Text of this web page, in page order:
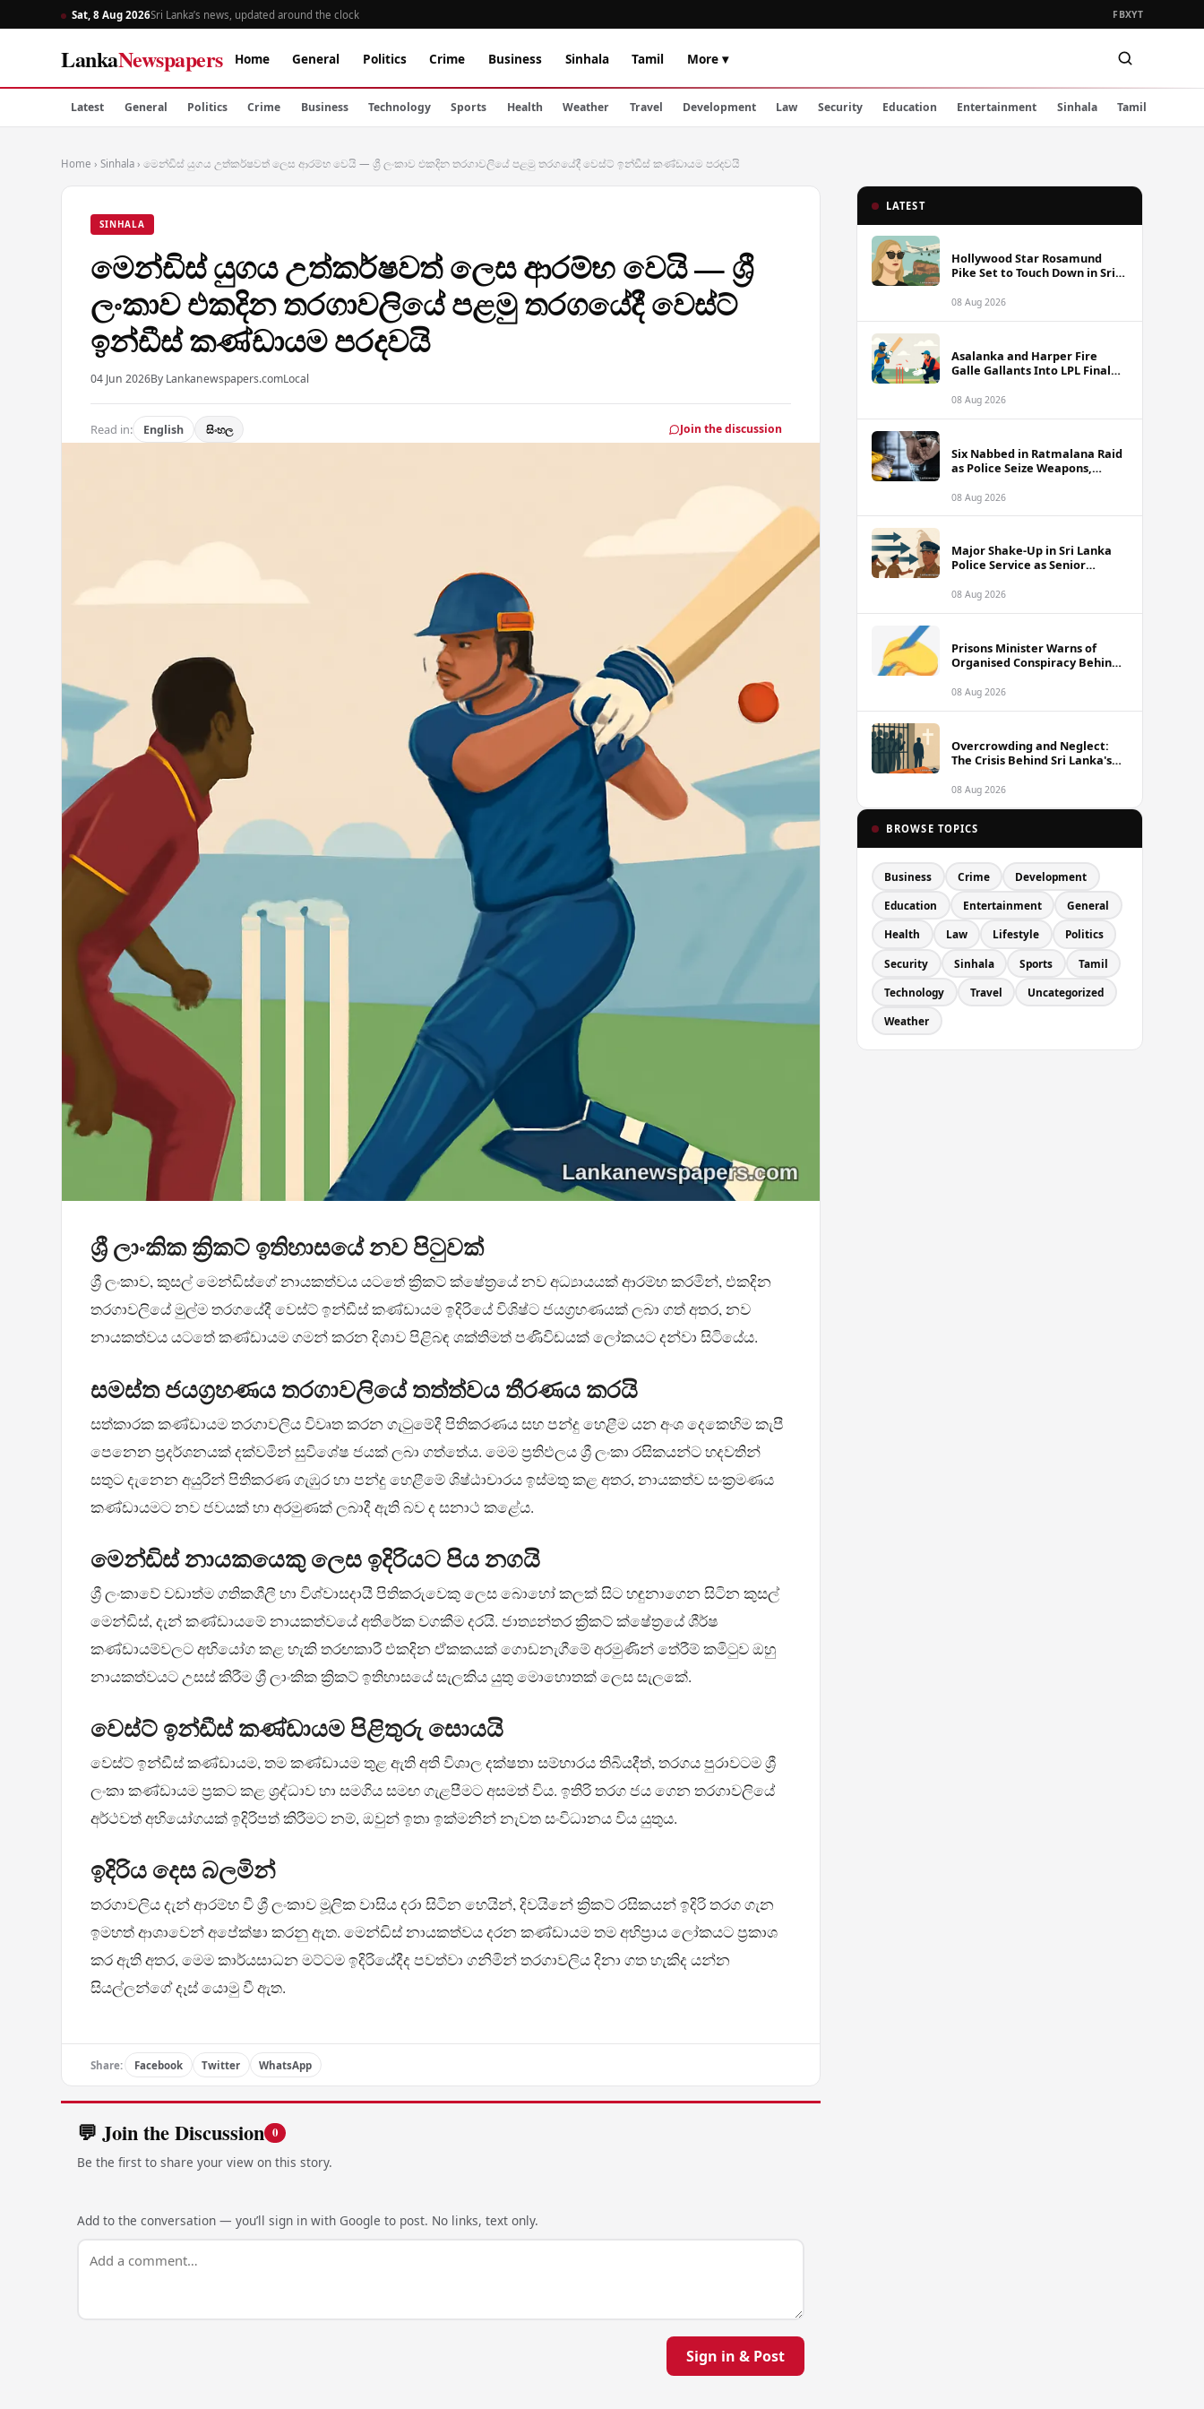
Sat, 8 Aug 2026Sri Lanka’s news, updated around the clock FBXYT
LankaNewspapers Home General Politics Crime Business Sinhala Tamil More ▾
Latest General Politics Crime Business Technology Sports Health Weather Travel Development Law Security Education Entertainment Sinhala Tamil
Home › Sinhala › මෙන්ඩිස් යුගය උත්කර්ෂවත් ලෙස ආරම්භ වෙයි — ශ්‍රී ලංකාව එකදින තරගාවලියේ පළමු තරගයේදී වෙස්ට් ඉන්ඩීස් කණ්ඩායම පරදවයි
SINHALA
මෙන්ඩිස් යුගය උත්කර්ෂවත් ලෙස ආරම්භ වෙයි — ශ්‍රී
ලංකාව එකදින තරගාවලියේ පළමු තරගයේදී වෙස්ට්
ඉන්ඩීස් කණ්ඩායම පරදවයි
04 Jun 2026By Lankanewspapers.comLocal
Read in: English සිංහල Join the discussion
ශ්‍රී ලාංකික ක්‍රිකට් ඉතිහාසයේ නව පිටුවක්
ශ්‍රී ලංකාව, කුසල් මෙන්ඩිස්ගේ නායකත්වය යටතේ ක්‍රිකට් ක්ෂේත්‍රයේ නව අධ්‍යායයක් ආරම්භ කරමින්, එකදින
තරගාවලියේ මුල්ම තරගයේදී වෙස්ට් ඉන්ඩීස් කණ්ඩායම ඉදිරියේ විශිෂ්ට ජයග්‍රහණයක් ලබා ගත් අතර, නව
නායකත්වය යටතේ කණ්ඩායම ගමන් කරන දිශාව පිළිබඳ ශක්තිමත් පණිවිඩයක් ලෝකයට දන්වා සිටියේය.
සමස්ත ජයග්‍රහණය තරගාවලියේ තත්ත්වය තීරණය කරයි
සත්කාරක කණ්ඩායම තරගාවලිය විවෘත කරන ගැටුමේදී පිතිකරණය සහ පන්දු හෙළීම යන අංශ දෙකෙහිම කැපී
පෙනෙන ප්‍රදර්ශනයක් දක්වමින් සුවිශේෂ ජයක් ලබා ගත්තේය. මෙම ප්‍රතිඵලය ශ්‍රී ලංකා රසිකයන්ට හදවතින්
සතුට දැනෙන අයුරින් පිතිකරණ ගැඹුර හා පන්දු හෙළීමේ ශිෂ්ඨාචාරය ඉස්මතු කළ අතර, නායකත්ව සංක්‍රමණය
කණ්ඩායමට නව ජවයක් හා අරමුණක් ලබාදී ඇති බව ද සනාථ කළේය.
මෙන්ඩිස් නායකයෙකු ලෙස ඉදිරියට පිය නගයි
ශ්‍රී ලංකාවේ වඩාත්ම ගතිකශීලී හා විශ්වාසදායී පිතිකරුවෙකු ලෙස බොහෝ කලක් සිට හඳුනාගෙන සිටින කුසල්
මෙන්ඩිස්, දැන් කණ්ඩායමේ නායකත්වයේ අතිරේක වගකීම දරයි. ජාත්‍යන්තර ක්‍රිකට් ක්ෂේත්‍රයේ ශීර්ෂ
කණ්ඩායම්වලට අභියෝග කළ හැකි තරඟකාරී එකදින ඒකකයක් ගොඩනැගීමේ අරමුණින් තේරීම් කමිටුව ඔහු
නායකත්වයට උසස් කිරීම ශ්‍රී ලාංකික ක්‍රිකට් ඉතිහාසයේ සැලකිය යුතු මොහොතක් ලෙස සැලකේ.
වෙස්ට් ඉන්ඩීස් කණ්ඩායම පිළිතුරු සොයයි
වෙස්ට් ඉන්ඩීස් කණ්ඩායම, තම කණ්ඩායම තුළ ඇති අති විශාල දක්ෂතා සම්භාරය තිබියදීත්, තරගය පුරාවටම ශ්‍රී
ලංකා කණ්ඩායම ප්‍රකට කළ ශ්‍රද්ධාව හා සමගිය සමඟ ගැළපීමට අසමත් විය. ඉතිරි තරග ජය ගෙන තරගාවලියේ
අර්ථවත් අභියෝගයක් ඉදිරිපත් කිරීමට නම්, ඔවුන් ඉතා ඉක්මනින් නැවත සංවිධානය විය යුතුය.
ඉදිරිය දෙස බලමින්
තරගාවලිය දැන් ආරම්භ වී ශ්‍රී ලංකාව මූලික වාසිය දරා සිටින හෙයින්, දිවයිනේ ක්‍රිකට් රසිකයන් ඉදිරි තරග ගැන
ඉමහත් ආශාවෙන් අපේක්ෂා කරනු ඇත. මෙන්ඩිස් නායකත්වය දරන කණ්ඩායම තම අභිප්‍රාය ලෝකයට ප්‍රකාශ
කර ඇති අතර, මෙම කාර්යසාධන මට්ටම ඉදිරියේදීද පවත්වා ගනිමින් තරගාවලිය දිනා ගත හැකිද යන්න
සියල්ලන්ගේ දෑස් යොමු වී ඇත.
Share: Facebook Twitter WhatsApp
💬 Join the Discussion 0
Be the first to share your view on this story.
Add to the conversation — you’ll sign in with Google to post. No links, text only.
Sign in & Post
LATEST
Hollywood Star Rosamund
Pike Set to Touch Down in Sri
08 Aug 2026
Asalanka and Harper Fire
Galle Gallants Into LPL Final
Colombo Kaps
08 Aug 2026
Six Nabbed in Ratmalana Raid
as Police Seize Weapons,
Cash
08 Aug 2026
Major Shake-Up in Sri Lanka
Police Service as Senior
Transfers
08 Aug 2026
Prisons Minister Warns of
Organised Conspiracy Behind
08 Aug 2026
Overcrowding and Neglect:
The Crisis Behind Sri Lanka's
08 Aug 2026
BROWSE TOPICS
Business Crime Development
Education Entertainment General
Health Law Lifestyle Politics
Security Sinhala Sports Tamil
Technology Travel Uncategorized
Weather